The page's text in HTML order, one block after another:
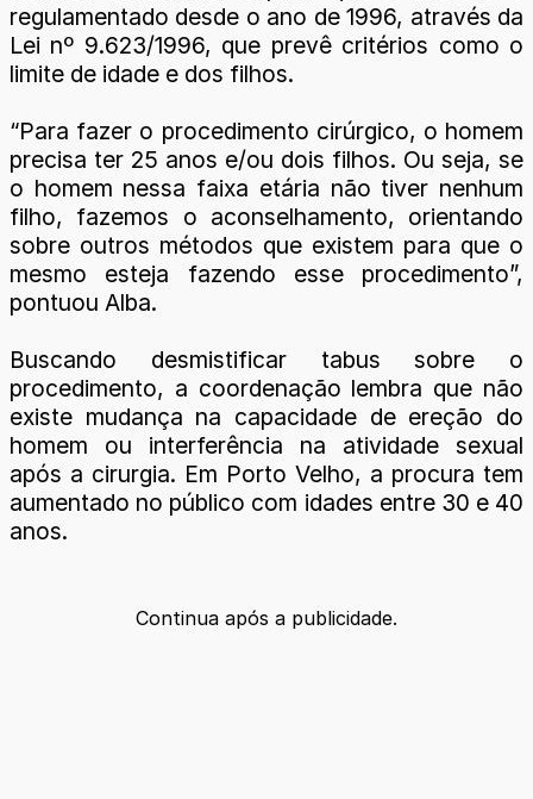
regulamentado desde o ano de 1996, através da
Lei nº 9.623/1996, que prevê critérios como o
limite de idade e dos filhos.
“Para fazer o procedimento cirúrgico, o homem
precisa ter 25 anos e/ou dois filhos. Ou seja, se
o homem nessa faixa etária não tiver nenhum
filho, fazemos o aconselhamento, orientando
sobre outros métodos que existem para que o
mesmo esteja fazendo esse procedimento”,
pontuou Alba.
Buscando desmistificar tabus sobre o
procedimento, a coordenação lembra que não
existe mudança na capacidade de ereção do
homem ou interferência na atividade sexual
após a cirurgia. Em Porto Velho, a procura tem
aumentado no público com idades entre 30 e 40
anos.
Continua após a publicidade.